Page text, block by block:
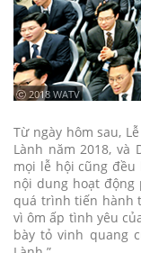
ⓒ 2018 WATV
Từ ngày hôm sau,
Lành năm 2018, và
mọi lễ hội cũng đều
nội dung hoạt động
quá trình tiến hành
vì ôm ấp tình yêu
bày tỏ vinh quang